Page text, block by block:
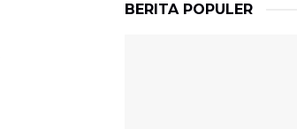
BERITA POPULER